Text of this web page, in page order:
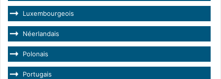
Luxembourgeois
Néerlandais
Polonais
Portugais